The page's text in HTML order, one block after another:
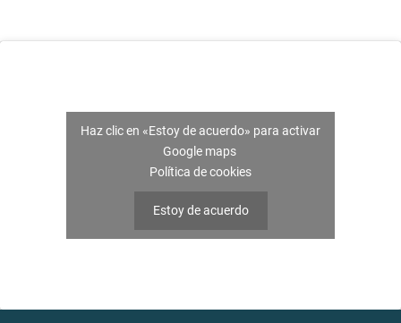
Haz clic en «Estoy de acuerdo» para activar
Google maps
Política de cookies
Estoy de acuerdo